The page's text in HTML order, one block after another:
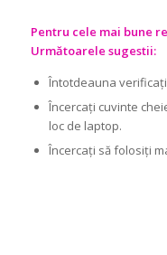
Pentru cele mai bune
Următoarele sugestii:
Întotdeauna
Încercați cuvinte
loc de laptop.
Încercați să folosiți